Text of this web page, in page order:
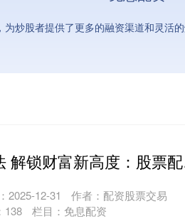
炒股者提供了更多的融资渠道和灵活
期
2025-12-31
作者：配资股票交易
138 栏目： 免息配资